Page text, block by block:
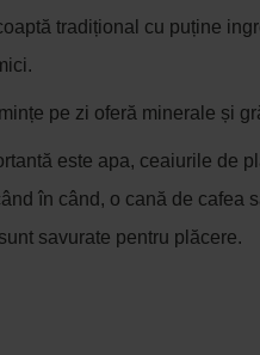
tradițional cu puține
pe zi oferă minerale și
este apa, ceaiurile de
în când, o cană de cafea
savurate pentru plăcere.